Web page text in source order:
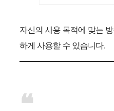
자신의 사용 목적에 맞는
하게 사용할 수 있습니다.